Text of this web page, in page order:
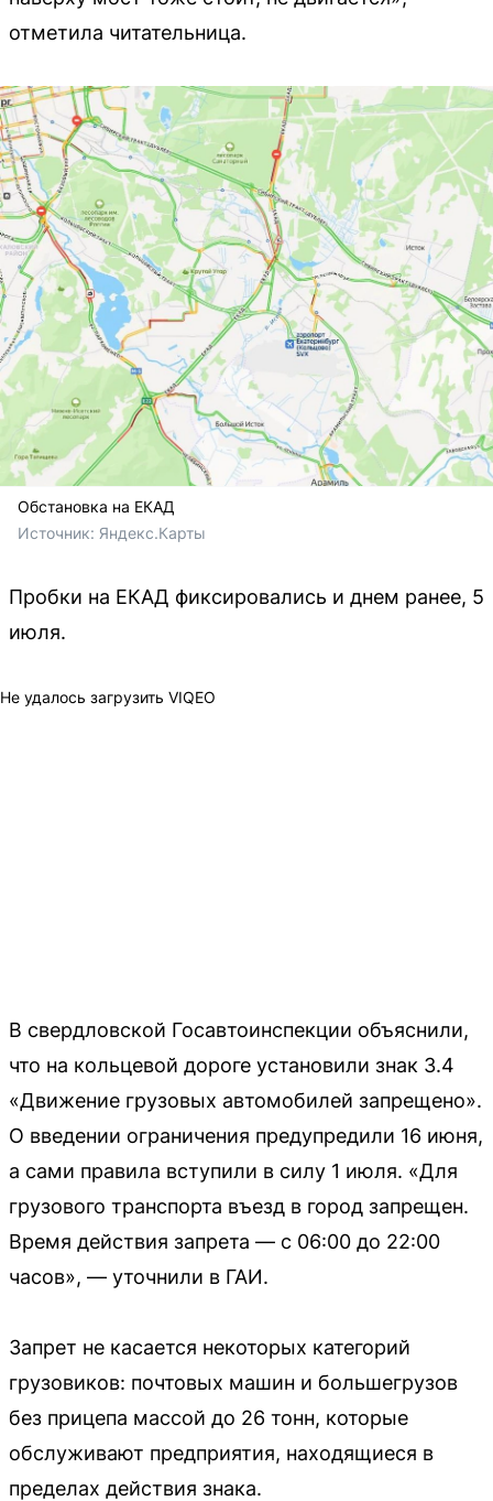
отметила читательница.
Обстановка на ЕКАД
Источник: Яндекс.Карты
Пробки на ЕКАД фиксировались и днем ранее, 5
июля.
Не удалось загрузить VIQEO
В свердловской Госавтоинспекции объяснили,
что на кольцевой дороге установили знак 3.4
«Движение грузовых автомобилей запрещено».
О введении ограничения предупредили 16 июня,
а сами правила вступили в силу 1 июля. «Для
грузового транспорта въезд в город запрещен.
Время действия запрета — с 06:00 до 22:00
часов», — уточнили в ГАИ.
Запрет не касается некоторых категорий
грузовиков: почтовых машин и большегрузов
без прицепа массой до 26 тонн, которые
обслуживают предприятия, находящиеся в
пределах действия знака.